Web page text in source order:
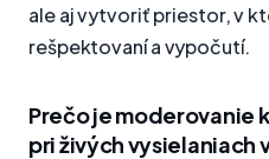
ale aj vytvoriť priestor, v
rešpektovaní a vypočutí.
Prečo je moderovanie
pri živých vysielaniach